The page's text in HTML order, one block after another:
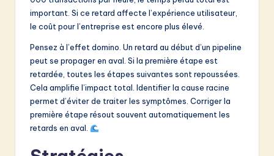
important. Si ce retard affecte l’expérience utilisateur,
le coût pour l’entreprise est encore plus élevé.
Pensez à l’effet domino. Un retard au début d’un pipeline
peut se propager en aval. Si la première étape est
retardée, toutes les étapes suivantes sont repoussées.
Cela amplifie l’impact total. Identifier la cause racine
permet d’éviter de traiter les symptômes. Corriger la
première étape résout souvent automatiquement les
retards en aval.